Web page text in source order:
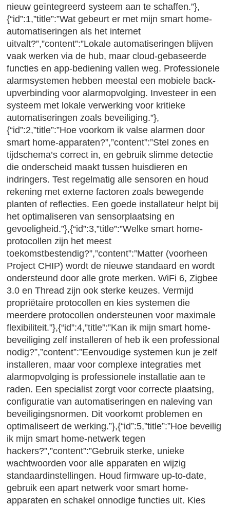
nieuw geïntegreerd systeem aan te schaffen.”},
{“id”:1,”title”:”Wat gebeurt er met mijn smart home-
automatiseringen als het internet
uitvalt?”,”content”:”Lokale automatiseringen blijven
vaak werken via de hub, maar cloud-gebaseerde
functies en app-bediening vallen weg. Professionele
alarmsystemen hebben meestal een mobiele back-
upverbinding voor alarmopvolging. Investeer in een
systeem met lokale verwerking voor kritieke
automatiseringen zoals beveiliging.”},
{“id”:2,”title”:”Hoe voorkom ik valse alarmen door
smart home-apparaten?”,”content”:”Stel zones en
tijdschema’s correct in, en gebruik slimme detectie
die onderscheid maakt tussen huisdieren en
indringers. Test regelmatig alle sensoren en houd
rekening met externe factoren zoals bewegende
planten of reflecties. Een goede installateur helpt bij
het optimaliseren van sensorplaatsing en
gevoeligheid.”},{“id”:3,”title”:”Welke smart home-
protocollen zijn het meest
toekomstbestendig?”,”content”:”Matter (voorheen
Project CHIP) wordt de nieuwe standaard en wordt
ondersteund door alle grote merken. WiFi 6, Zigbee
3.0 en Thread zijn ook sterke keuzes. Vermijd
propriëtaire protocollen en kies systemen die
meerdere protocollen ondersteunen voor maximale
flexibiliteit.”},{“id”:4,”title”:”Kan ik mijn smart home-
beveiliging zelf installeren of heb ik een professional
nodig?”,”content”:”Eenvoudige systemen kun je zelf
installeren, maar voor complexe integraties met
alarmopvolging is professionele installatie aan te
raden. Een specialist zorgt voor correcte plaatsing,
configuratie van automatiseringen en naleving van
beveiligingsnormen. Dit voorkomt problemen en
optimaliseert de werking.”},{“id”:5,”title”:”Hoe beveilig
ik mijn smart home-netwerk tegen
hackers?”,”content”:”Gebruik sterke, unieke
wachtwoorden voor alle apparaten en wijzig
standaardinstellingen. Houd firmware up-to-date,
gebruik een apart netwerk voor smart home-
apparaten en schakel onnodige functies uit. Kies